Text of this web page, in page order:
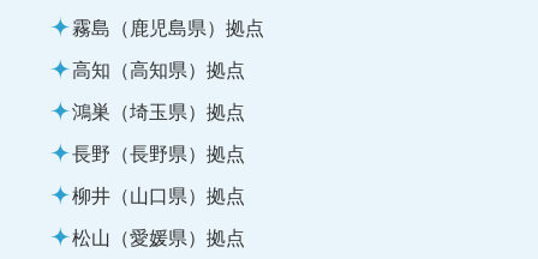
霧島（鹿児島県）拠点
高知（高知県）拠点
鴻巣（埼玉県）拠点
長野（長野県）拠点
柳井（山口県）拠点
松山（愛媛県）拠点